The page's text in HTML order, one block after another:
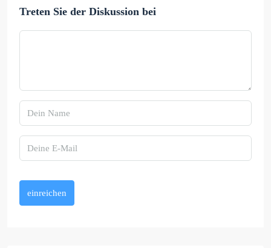
Treten Sie der Diskussion bei
einreichen